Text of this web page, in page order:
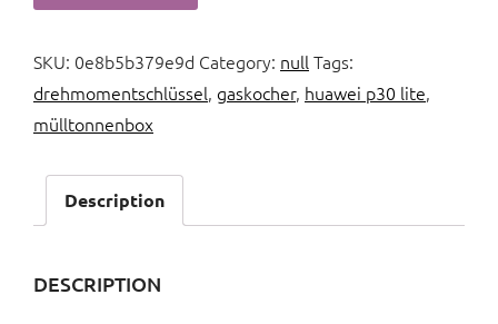
SKU: 0e8b5b379e9d Category: nullTags:
drehmomentschlüssel, gaskocher, huawei p30 lite,
mülltonnenbox
Description
DESCRIPTION